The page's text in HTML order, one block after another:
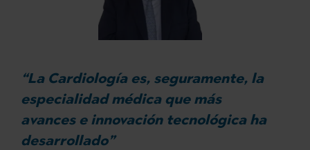
“La Cardiología es, seguramente, la
especialidad médica que más
avances e innovación tecnológica ha
desarrollado”